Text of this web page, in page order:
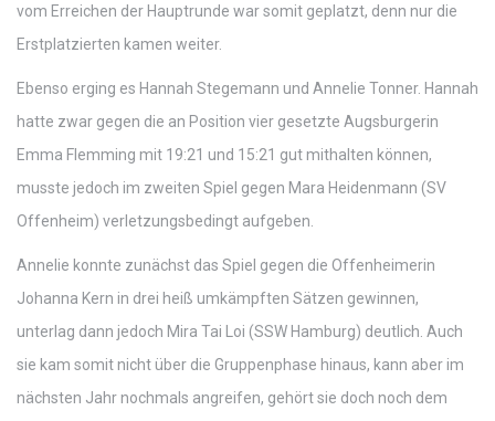
vom Erreichen der Hauptrunde war somit geplatzt, denn nur die
Erstplatzierten kamen weiter.
Ebenso erging es Hannah Stegemann und Annelie Tonner. Hannah
hatte zwar gegen die an Position vier gesetzte Augsburgerin
Emma Flemming mit 19:21 und 15:21 gut mithalten können,
musste jedoch im zweiten Spiel gegen Mara Heidenmann (SV
Offenheim) verletzungsbedingt aufgeben.
Annelie konnte zunächst das Spiel gegen die Offenheimerin
Johanna Kern in drei heiß umkämpften Sätzen gewinnen,
unterlag dann jedoch Mira Tai Loi (SSW Hamburg) deutlich. Auch
sie kam somit nicht über die Gruppenphase hinaus, kann aber im
nächsten Jahr nochmals angreifen, gehört sie doch noch dem